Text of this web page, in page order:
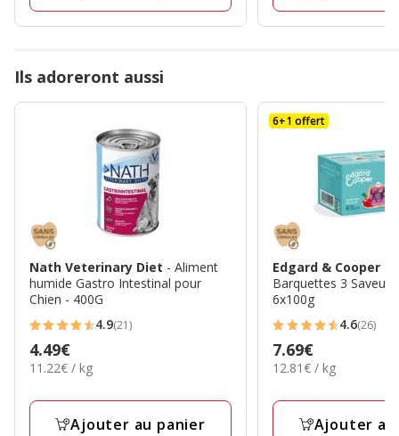
Ils adoreront aussi
Nath Veterinary Diet - Aliment
humide Gastro Intestinal pour
Chien - 400G
4.9
étoiles
avec
21
4.9(21)
Prix
4.49€
4.49€
11.22€
Kg
11.22€ / kg
Ajouter au panier
6+1 offert
Edgard & Cooper
Barquettes 3
6x100g
4.6
étoiles
avec
26
4.6(26)
Prix
7.69€
7.69€
12.81€
Kg
12.81€ / kg
Ajouter